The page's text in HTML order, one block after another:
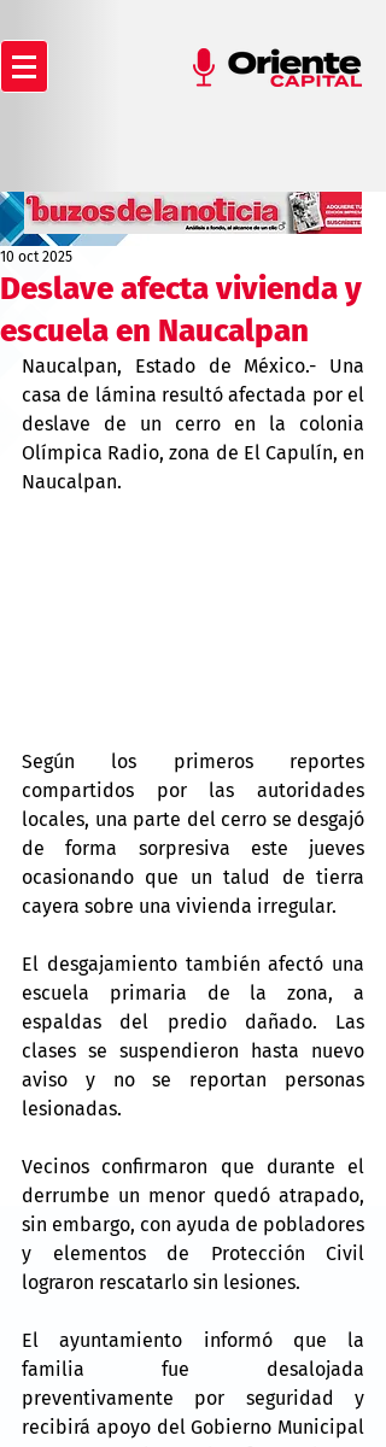
Deslave afecta vivienda y
escuela en Naucalpan
10 oct 2025
Naucalpan, Estado de México.- Una
casa de lámina resultó afectada por el
deslave de un cerro en la colonia
Olímpica Radio, zona de El Capulín, en
Naucalpan.
Según los primeros reportes
compartidos por las autoridades
locales, una parte del cerro se desgajó
de forma sorpresiva este jueves
ocasionando que un talud de tierra
cayera sobre una vivienda irregular.
El desgajamiento también afectó una
escuela primaria de la zona, a
espaldas del predio dañado. Las
clases se suspendieron hasta nuevo
aviso y no se reportan personas
lesionadas.
Vecinos confirmaron que durante el
derrumbe un menor quedó atrapado,
sin embargo, con ayuda de pobladores
y elementos de Protección Civil
lograron rescatarlo sin lesiones.
El ayuntamiento informó que la
familia fue desalojada
preventivamente por seguridad y
recibirá apoyo del Gobierno Municipal